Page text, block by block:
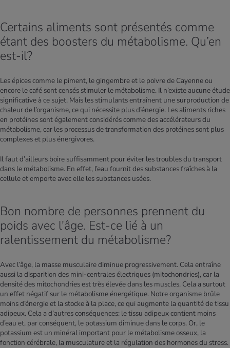
Certains aliments sont présentés comme
étant des boosters du métabolisme. Qu’en
est-il?
Les épices comme le piment, le gingembre et le poivre de Cayenne ou
encore le café sont censés stimuler le métabolisme. Il n’existe aucune étude
significative à ce sujet. Mais les stimulants entraînent une surproduction de
chaleur de l’organisme, ce qui nécessite plus d’énergie. Les aliments riches
en protéines sont également considérés comme des accélérateurs du
métabolisme, car les processus de transformation des protéines sont plus
complexes et plus énergivores.
Il faut d’ailleurs boire suffisamment pour éviter les troubles du transport
dans le métabolisme. En effet, l’eau fournit des substances fraîches à la
cellule et emporte avec elle les substances usées.
Bon nombre de personnes prennent du
poids avec l'âge. Est-ce lié à un
ralentissement du métabolisme?
Avec l’âge, la masse musculaire diminue progressivement. Cela entraîne
aussi la disparition des mini-centrales électriques (mitochondries), car la
densité des mitochondries est très élevée dans les muscles. Cela a surtout
un effet négatif sur le métabolisme énergétique. Notre organisme brûle
moins d’énergie et la stocke à la place, ce qui augmente la quantité de tissu
adipeux. Cela a d’autres conséquences: le tissu adipeux contient moins
d’eau et, par conséquent, le potassium diminue dans le corps. Or, le
potassium est un minéral important pour le métabolisme osseux, la
fonction cérébrale, la musculature et la régulation des hormones du stress.